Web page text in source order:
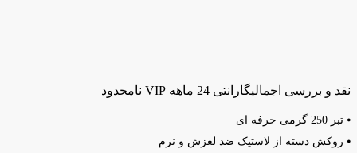
نقد و بررسی اجمالیگارانتی 24 ماهه VIP نامحدود
⦁ تبر 250 گرمی حرفه ای
⦁ روکش دسته از لاستیک ضد لغزش و نرم